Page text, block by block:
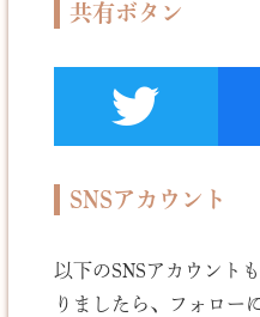
共有ボタン
SNSアカウント
以下のSNSアカウント
りましたら、フォロー